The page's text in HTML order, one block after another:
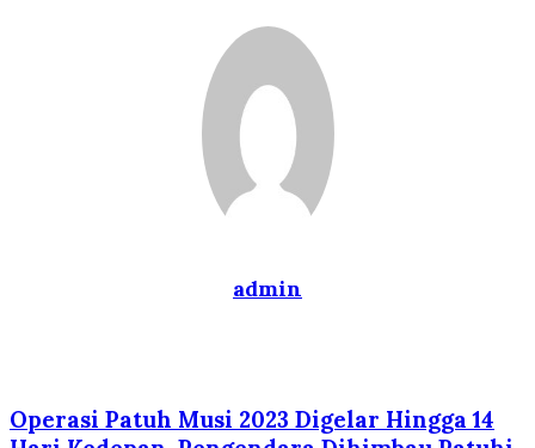
admin
Operasi Patuh Musi 2023 Digelar Hingga 14